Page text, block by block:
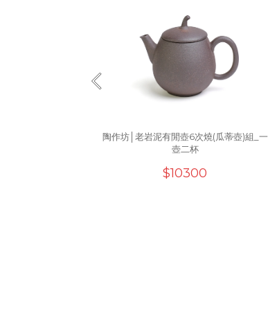
陶作坊│老岩泥有閒壺6次燒(瓜蒂壺)組_一
壺二杯
$10300